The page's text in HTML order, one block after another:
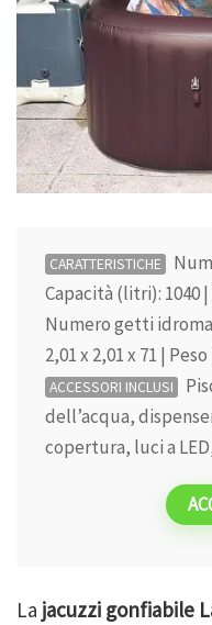
CARATTERISTICHE
Capacità (litri): 1040 |
Numero getti
2,01 x 2,01 x 71 |
ACCESSORI INCLUSI
dell’acqua,
copertura, luci a
La jacuzzi gonfiabile